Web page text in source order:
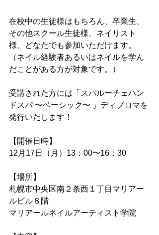
在校中の生徒様はもちろん、卒業生、
その他スクール生徒様、ネイリスト
様、どなたでも参加いただけます。
（ネイル経験者あるいはネイルを学ん
だことがある方が対象です。）
受講された方には「スパルーチェハン
ドスパ 〜ベーシック〜 」ディプロマを
発行いたします！
【開催日時】
12月17日（月）13：00〜16：30
【場所】
札幌市中央区南２条西１丁目マリアー
ルビル８階
マリアールネイルアーティスト学院